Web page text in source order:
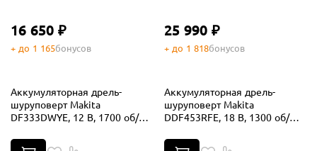
16 650 ₽
+ до 1 165бонусов
Аккумуляторная дрель-
шуруповерт Makita
DF333DWYE, 12 В, 1700 об/
кейсе
25 990 ₽
+ до 1 818бонусов
Аккумуляторная дрель-
шуруповерт Makita
DDF453RFE, 18 В, 1300 об/
кейсе